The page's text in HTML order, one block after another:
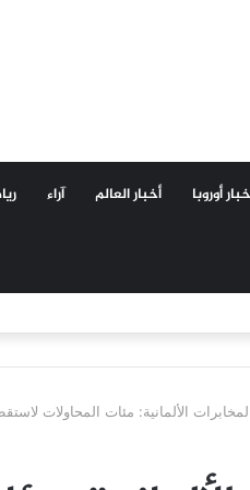
أوروبا أخبار العالم آراء
الألمانية: مئات المحاولات